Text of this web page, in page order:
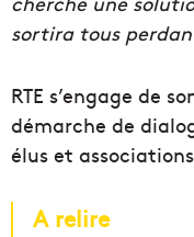
sortira tous
RTE s’engage de
démarche de
élus et
A relire